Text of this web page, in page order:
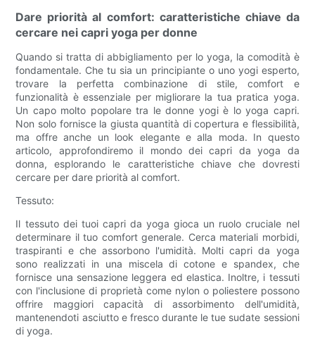
Dare priorità al comfort: caratteristiche chiave da
cercare nei capri yoga per donne
Quando si tratta di abbigliamento per lo yoga, la comodità è
fondamentale. Che tu sia un principiante o uno yogi esperto,
trovare la perfetta combinazione di stile, comfort e
funzionalità è essenziale per migliorare la tua pratica yoga.
Un capo molto popolare tra le donne yogi è lo yoga capri.
Non solo fornisce la giusta quantità di copertura e flessibilità,
ma offre anche un look elegante e alla moda. In questo
articolo, approfondiremo il mondo dei capri da yoga da
donna, esplorando le caratteristiche chiave che dovresti
cercare per dare priorità al comfort.
Tessuto:
Il tessuto dei tuoi capri da yoga gioca un ruolo cruciale nel
determinare il tuo comfort generale. Cerca materiali morbidi,
traspiranti e che assorbono l'umidità. Molti capri da yoga
sono realizzati in una miscela di cotone e spandex, che
fornisce una sensazione leggera ed elastica. Inoltre, i tessuti
con l'inclusione di proprietà come nylon o poliestere possono
offrire maggiori capacità di assorbimento dell'umidità,
mantenendoti asciutto e fresco durante le tue sudate sessioni
di yoga.